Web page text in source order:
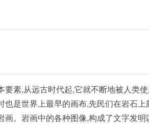
素,从远古时代起,它就不断地被人类
是世界上最早的画布,先民们在岩石
。岩画中的各种图像,构成了文字发